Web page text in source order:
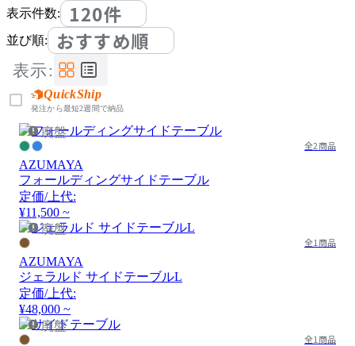
表示件数:
120件
並び順: おすすめ順
表示:
QuickShip
発注から最短2週間で納品
廃盤
全2商品
AZUMAYA
フォールディングサイドテーブル
定価/上代:
¥11,500 ~
廃盤
全1商品
AZUMAYA
ジェラルド サイドテーブルL
定価/上代:
¥48,000 ~
廃盤
全1商品